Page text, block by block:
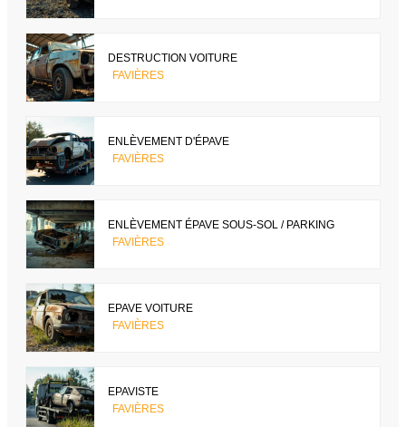
DESTRUCTION VOITURE
FAVIÈRES
ENLÈVEMENT D'ÉPAVE
FAVIÈRES
ENLÈVEMENT ÉPAVE SOUS-SOL / PARKING
FAVIÈRES
EPAVE VOITURE
FAVIÈRES
EPAVISTE
FAVIÈRES